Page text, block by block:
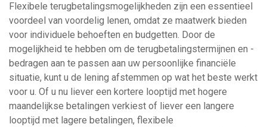
Flexibele terugbetalingsmogelijkheden zijn een essentieel
voordeel van voordelig lenen, omdat ze maatwerk bieden
voor individuele behoeften en budgetten. Door de
mogelijkheid te hebben om de terugbetalingstermijnen en -
bedragen aan te passen aan uw persoonlijke financiële
situatie, kunt u de lening afstemmen op wat het beste werkt
voor u. Of u nu liever een kortere looptijd met hogere
maandelijkse betalingen verkiest of liever een langere
looptijd met lagere betalingen, flexibele